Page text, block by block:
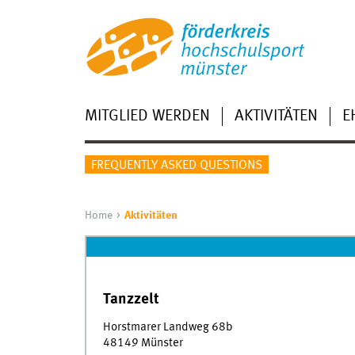
MITGLIED WERDEN AKTIVITÄTEN
FREQUENTLY ASKED QUESTIONS
Home Aktivitäten
Tanzzelt
Horstmarer Landweg 68b
48149 Münster